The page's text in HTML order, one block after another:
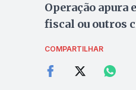
Operação
fiscal ou outros
COMPARTILHAR